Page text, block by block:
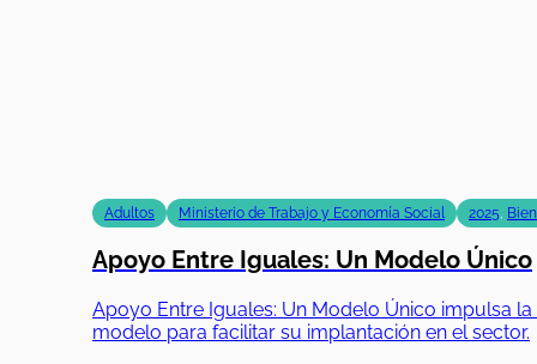
Adultos Ministerio de Trabajo y Economía Social 2025,
Apoyo Entre Iguales: Un Modelo Único
Apoyo Entre Iguales: Un Modelo Único impulsa
modelo para facilitar su implantación en el sector.